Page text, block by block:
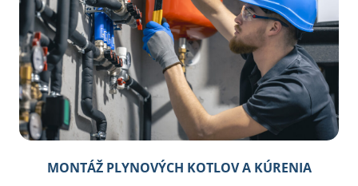
MONTÁŽ PLYNOVÝCH KOTLOV A KÚRENIA